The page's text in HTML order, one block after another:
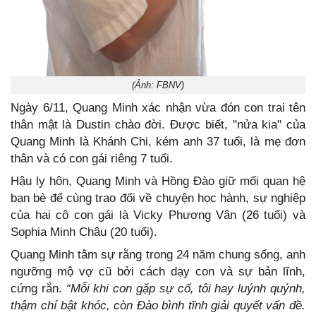
(Ảnh: FBNV)
Ngày 6/11, Quang Minh xác nhận vừa đón con trai tên
thân mật là Dustin chào đời. Được biết, "nửa kia" của
Quang Minh là Khánh Chi, kém anh 37 tuổi, là mẹ đơn
thân và có con gái riêng 7 tuổi.
Hậu ly hôn, Quang Minh và Hồng Đào giữ mối quan hệ
bạn bè để cùng trao đổi về chuyện học hành, sự nghiệp
của hai cô con gái là Vicky Phương Vân (26 tuổi) và
Sophia Minh Châu (20 tuổi).
Quang Minh tâm sự rằng trong 24 năm chung sống, anh
ngưỡng mộ vợ cũ bởi cách dạy con và sự bản lĩnh,
cứng rắn. “Mỗi khi con gặp sự cố, tôi hay luýnh quýnh,
thậm chí bật khóc, còn Đào bình tĩnh giải quyết vấn đề.